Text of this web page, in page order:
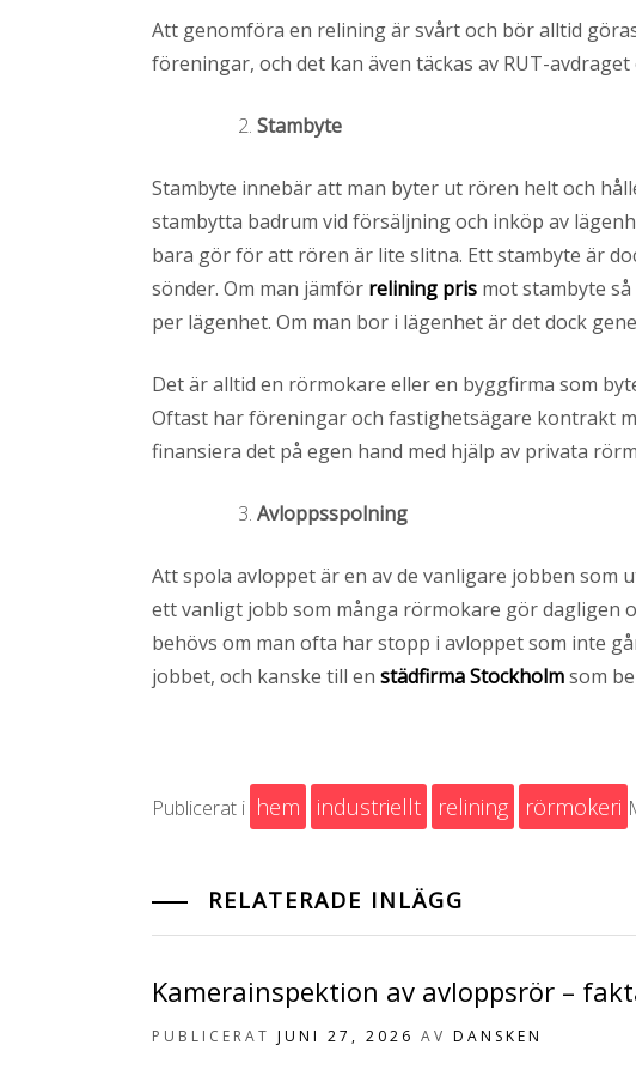
Att genomföra en relining är svårt och bör alltid
föreningar, och det kan även täckas av RUT-
Stambyte
Stambyte innebär att man byter ut rören helt och
stambytta badrum vid försäljning och inköp av
bara gör för att rören är lite slitna. Ett stambyte är
sönder. Om man jämför relining pris mot stambyte
per lägenhet. Om man bor i lägenhet är det dock
Det är alltid en rörmokare eller en byggfirma som
Oftast har föreningar och fastighetsägare kontrakt
finansiera det på egen hand med hjälp av privata
Avloppsspolning
Att spola avloppet är en av de vanligare jobben som
ett vanligt jobb som många rörmokare gör dagligen
behövs om man ofta har stopp i avloppet som inte
jobbet, och kanske till en städfirma Stockholmsom
Publicerat i hem industriellt relining rörmokeri
RELATERADE INLÄGG
Kamerainspektion av avloppsrör –
PUBLICERAT JUNI 27, 2026 AV DANSKEN